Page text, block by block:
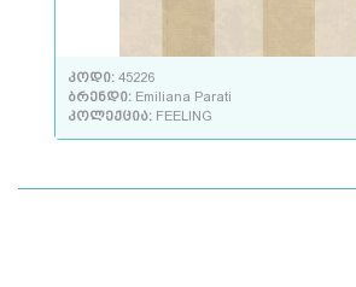
კოდი: 45226
ბრენდი: Emiliana Parati
კოლექცია: FEELING